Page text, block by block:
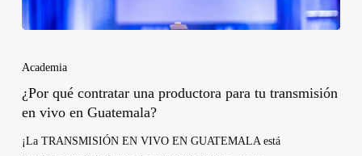
Academia
¿Por qué contratar una productora para tu transmisión
en vivo en Guatemala?
¡La TRANSMISIÓN EN VIVO EN GUATEMALA está